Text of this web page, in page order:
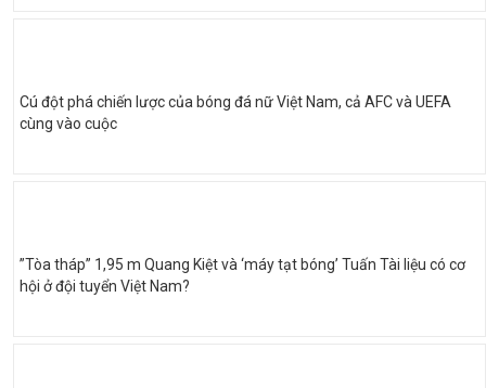
Cú đột phá chiến lược của bóng đá nữ Việt Nam, cả AFC và UEFA
cùng vào cuộc
”Tòa tháp” 1,95 m Quang Kiệt và ‘máy tạt bóng’ Tuấn Tài liệu có cơ
hội ở đội tuyển Việt Nam?